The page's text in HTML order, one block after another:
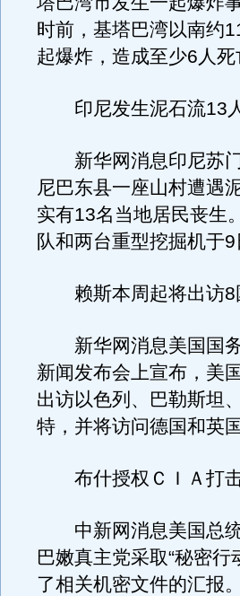
时前，基塔巴湾以南约
起爆炸，造成至少6人死
印尼发生泥石流13
新华网消息印尼苏门
尼巴东县一座山村遭遇
实有13名当地居民丧生
队和两台重型挖掘机于
赖斯本周起将出访8
新华网消息美国国务
新闻发布会上宣布，美
出访以色列、巴勒斯坦
特，并将访问德国和英国
布什授权ＣＩＡ打
中新网消息美国总统
巴嫩真主党采取“秘密
了相关机密文件的汇报